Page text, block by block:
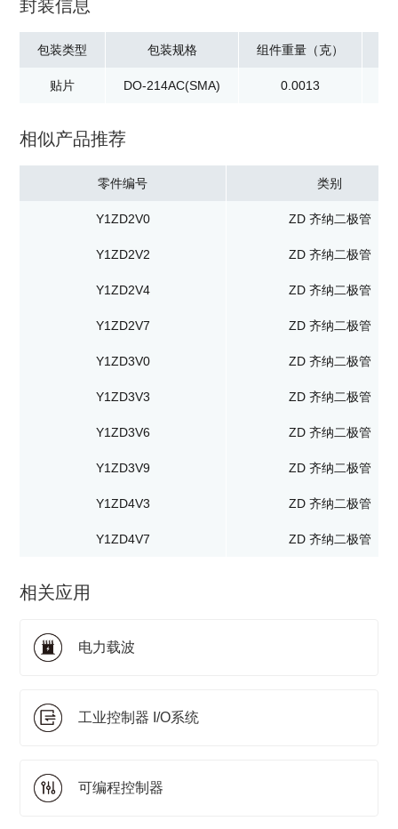
封装信息
包装类型
贴片
包装规格
DO-214AC(SMA)
组件重量（克）
0.0013
相似产品推荐
零件编号 类别
Y1ZD2V0 ZD 齐纳二极管
Y1ZD2V2 ZD 齐纳二极管
Y1ZD2V4 ZD 齐纳二极管
Y1ZD2V7 ZD 齐纳二极管
Y1ZD3V0 ZD 齐纳二极管
Y1ZD3V3 ZD 齐纳二极管
Y1ZD3V6 ZD 齐纳二极管
Y1ZD3V9 ZD 齐纳二极管
Y1ZD4V3 ZD 齐纳二极管
Y1ZD4V7 ZD 齐纳二极管
相关应用
电力载波
工业控制器 I/O系统
可编程控制器